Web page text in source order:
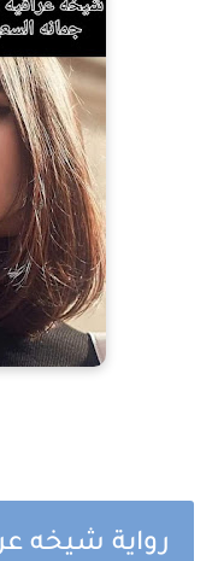
رواية شيخه